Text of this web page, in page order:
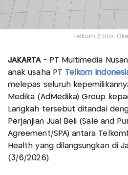
Telkom (Foto:
JAKARTA- PT Multimedia
anak usaha PT Telkom
melepas seluruh
Medika (AdMedika) Group
Langkah tersebut ditandai
Perjanjian Jual Beli (Sale and
Agreement/SPA) antara
Health yang dilangsungkan di
(3/6/2026).